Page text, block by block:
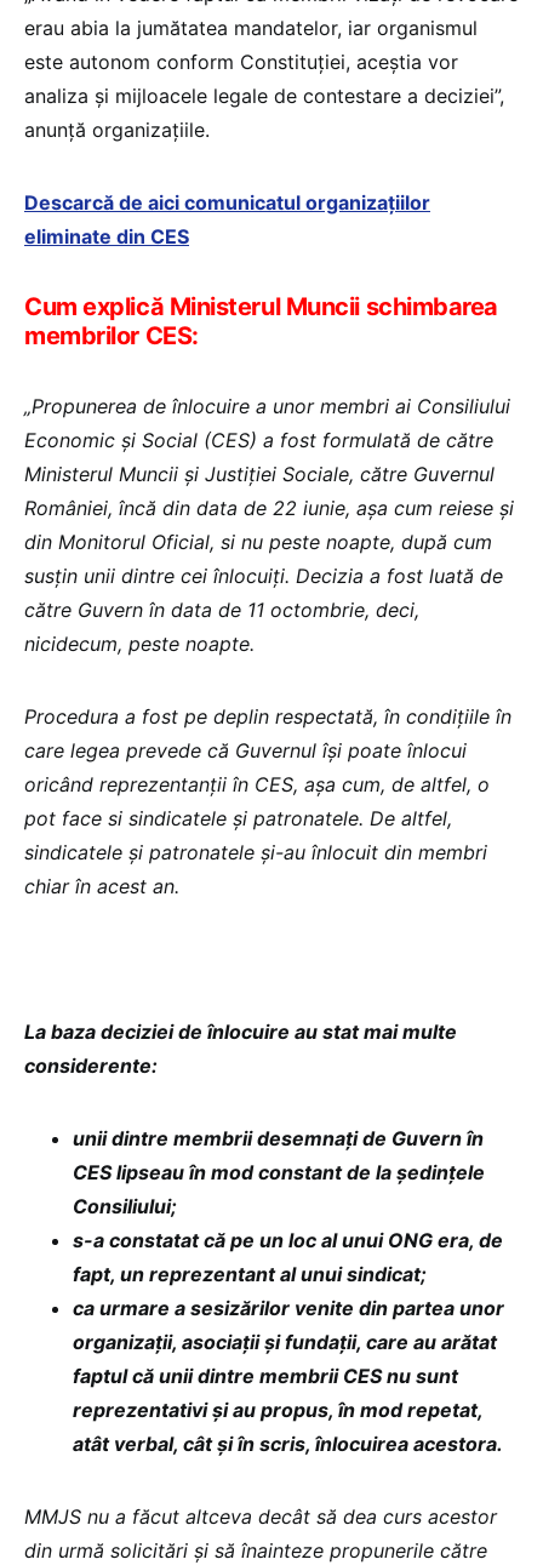
erau abia la jumătatea mandatelor, iar organismul
este autonom conform Constituției, aceștia vor
analiza și mijloacele legale de contestare a deciziei”,
anunță organizațiile.
Descarcă de aici comunicatul organizațiilor
eliminate din CES
Cum explică Ministerul Muncii schimbarea
membrilor CES:
„Propunerea de înlocuire a unor membri ai Consiliului
Economic și Social (CES) a fost formulată de către
Ministerul Muncii și Justiției Sociale, către Guvernul
României, încă din data de 22 iunie, așa cum reiese și
din Monitorul Oficial, si nu peste noapte, după cum
susțin unii dintre cei înlocuiți. Decizia a fost luată de
către Guvern în data de 11 octombrie, deci,
nicidecum, peste noapte.
Procedura a fost pe deplin respectată, în condițiile în
care legea prevede că Guvernul își poate înlocui
oricând reprezentanții în CES, așa cum, de altfel, o
pot face si sindicatele și patronatele. De altfel,
sindicatele și patronatele și-au înlocuit din membri
chiar în acest an.
La baza deciziei de înlocuire au stat mai multe
considerente:
unii dintre membrii desemnați de Guvern în
CES lipseau în mod constant de la ședințele
Consiliului;
s-a constatat că pe un loc al unui ONG era, de
fapt, un reprezentant al unui sindicat;
ca urmare a sesizărilor venite din partea unor
organizații, asociații și fundații, care au arătat
faptul că unii dintre membrii CES nu sunt
reprezentativi și au propus, în mod repetat,
atât verbal, cât și în scris, înlocuirea acestora.
MMJS nu a făcut altceva decât să dea curs acestor
din urmă solicitări și să înainteze propunerile către